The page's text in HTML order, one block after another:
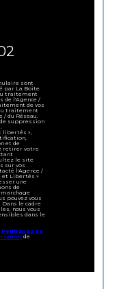
sont
par La Boite
traitement
de l'Agence /
de vos
traitement
du Réseau.
suppression
libertés »,
et de
retirer votre
le site
sur vos
l'Agence /
et Libertés »
une
de
pouvez vous
. Dans le cadre
nous vous
dans le
Politiques de
de